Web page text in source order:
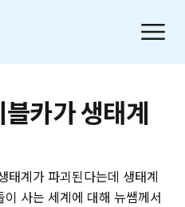
카가 생태계
태계가 파괴된다는데 생태계
사는 세계에 대해 뉴쌤께서